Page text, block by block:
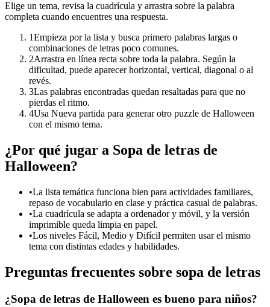
Elige un tema, revisa la cuadrícula y arrastra sobre la palabra
completa cuando encuentres una respuesta.
1Empieza por la lista y busca primero palabras largas o
combinaciones de letras poco comunes.
2Arrastra en línea recta sobre toda la palabra. Según la
dificultad, puede aparecer horizontal, vertical, diagonal o al
revés.
3Las palabras encontradas quedan resaltadas para que no
pierdas el ritmo.
4Usa Nueva partida para generar otro puzzle de Halloween
con el mismo tema.
¿Por qué jugar a Sopa de letras de
Halloween?
•La lista temática funciona bien para actividades familiares,
repaso de vocabulario en clase y práctica casual de palabras.
•La cuadrícula se adapta a ordenador y móvil, y la versión
imprimible queda limpia en papel.
•Los niveles Fácil, Medio y Difícil permiten usar el mismo
tema con distintas edades y habilidades.
Preguntas frecuentes sobre sopa de letras
¿Sopa de letras de Halloween es bueno para niños?